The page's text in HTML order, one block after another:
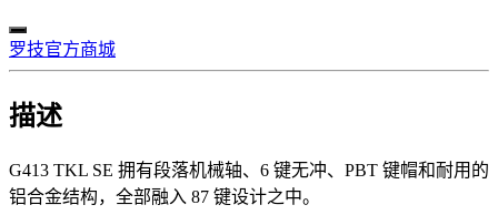
罗技官方商城
描述
G413 TKL SE 拥有段落机械轴、6 键无冲、PBT 键帽和耐用的
铝合金结构，全部融入 87 键设计之中。